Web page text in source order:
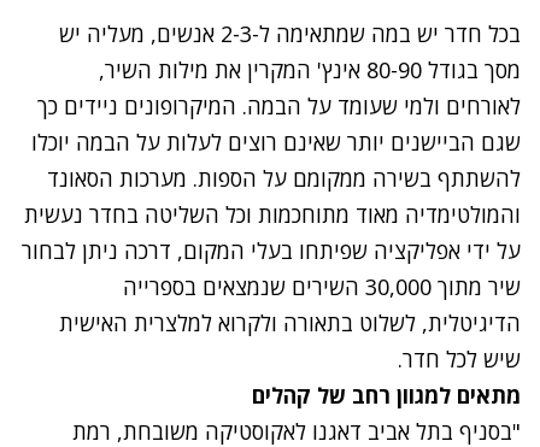
בכל חדר יש במה שמתאימה ל-2-3 אנשים, מעליה יש
מסך בגודל 80-90 אינץ' המקרין את מילות השיר,
לאורחים ולמי שעומד על הבמה. המיקרופונים ניידים כך
שגם הביישנים יותר שאינם רוצים לעלות על הבמה יוכלו
להשתתף בשירה ממקומם על הספות. מערכות הסאונד
והמולטימדיה מאוד מתוחכמות וכל השליטה בחדר נעשית
על ידי אפליקציה שפיתחו בעלי המקום, דרכה ניתן לבחור
שיר מתוך 30,000 השירים שנמצאים בספרייה
הדיגיטלית, לשלוט בתאורה ולקרוא למלצרית האישית
שיש לכל חדר.
מתאים למגוון רחב של קהלים
"בסניף בתל אביב דאגנו לאקוסטיקה משובחת, רמת